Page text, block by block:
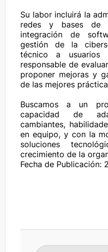
Su labor incluirá la
redes y bases de
integración de
gestión de la
técnico a usuarios
responsable de
proponer mejoras y
de las mejores
Buscamos a un
capacidad de
cambiantes,
en equipo, y con la
soluciones
crecimiento de la
Fecha de Publicación: